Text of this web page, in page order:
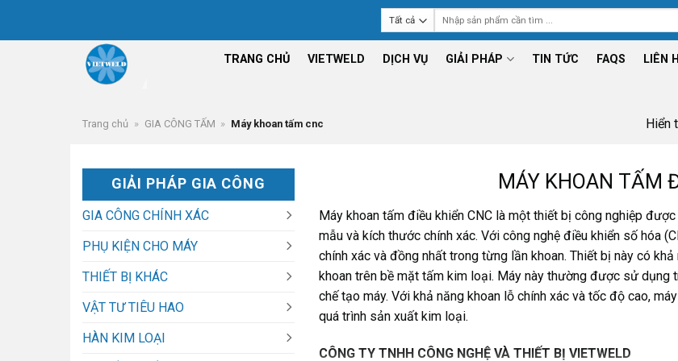
TRANG CHỦ VIETWELD DỊCH VỤ GIẢI PHÁP TIN TỨC FAQS LIÊN
Trang chủ » GIA CÔNG TẤM » Máy khoan tấm cnc Hiển
GIẢI PHÁP GIA CÔNG
GIA CÔNG CHÍNH XÁC
PHỤ KIỆN CHO MÁY
THIẾT BỊ KHÁC
VẬT TƯ TIÊU HAO
HÀN KIM LOẠI
MÁY KHOAN TẤM
Máy khoan tấm điều khiển CNC là một thiết bị công nghiệp
mẫu và kích thước chính xác. Với công nghệ điều khiển số hóa
chính xác và đồng nhất trong từng lần khoan. Thiết bị này có
khoan trên bề mặt tấm kim loại. Máy này thường được sử dụng
chế tạo máy. Với khả năng khoan lỗ chính xác và tốc độ cao,
quá trình sản xuất kim loại.
CÔNG TY TNHH CÔNG NGHỆ VÀ THIẾT BỊ VIETWELD